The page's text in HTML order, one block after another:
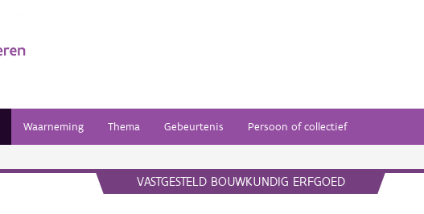
Waarneming Thema Gebeurtenis Persoon of collectief
VASTGESTELD BOUWKUNDIG ERFGOED